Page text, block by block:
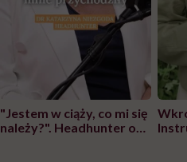
"Jestem w ciąży, co mi się
należy?". Headhunter o